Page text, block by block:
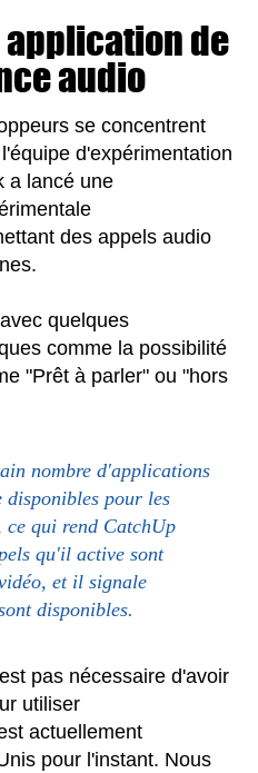
application de
audio
se concentrent
d'expérimentation
a lancé une
des appels audio
quelques
comme la possibilité
"Prêt à parler" ou "hors
nombre d'applications
disponibles pour les
qui rend CatchUp
qu'il active sont
et il signale
disponibles.
pas nécessaire d'avoir
utiliser
actuellement
pour l'instant. Nous